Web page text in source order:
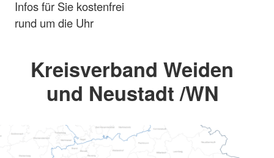
Infos für Sie kostenfrei
rund um die Uhr
Kreisverband Weiden
und Neustadt /WN